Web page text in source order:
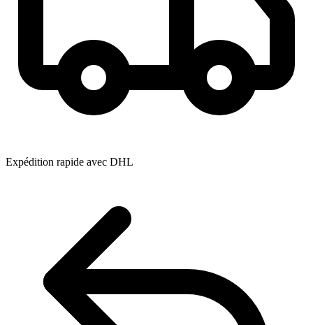
Expédition rapide avec DHL